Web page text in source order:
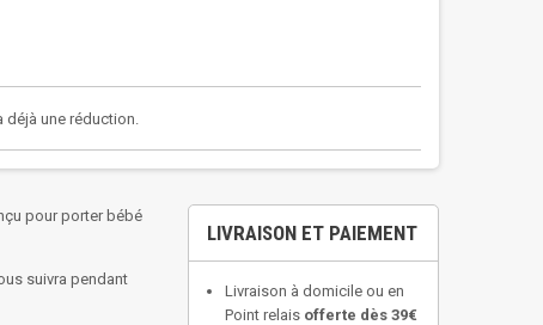
déjà une réduction.
pour porter bébé
suivra pendant
LIVRAISON ET PAIEMENT
Livraison à domicile ou en
Point relais offerte dès 39€